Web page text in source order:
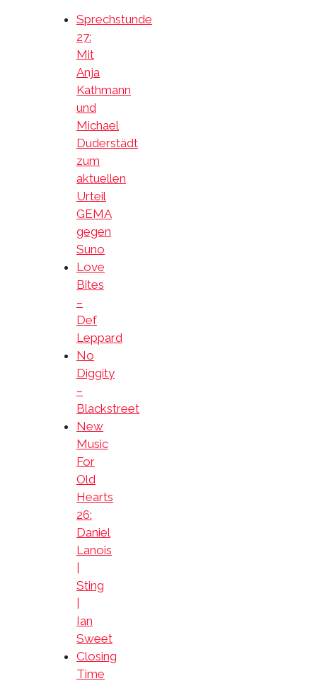
Sprechstunde
27:
Mit
Anja
Kathmann
und
Michael
Duderstädt
zum
aktuellen
Urteil
GEMA
gegen
Suno
Love
Bites
–
Def
Leppard
No
Diggity
–
Blackstreet
New
Music
For
Old
Hearts
26:
Daniel
Lanois
|
Sting
|
Ian
Sweet
Closing
Time